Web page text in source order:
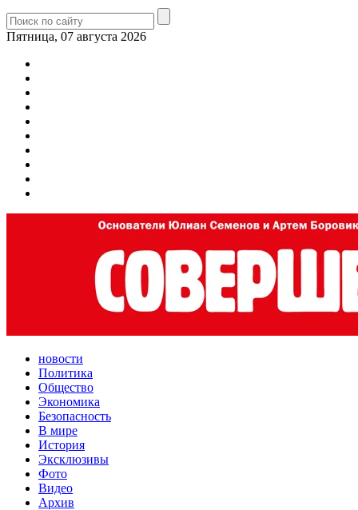
Пятница, 07 августа 2026
новости
Политика
Общество
Экономика
Безопасность
В мире
История
Эксклюзивы
Фото
Видео
Архив